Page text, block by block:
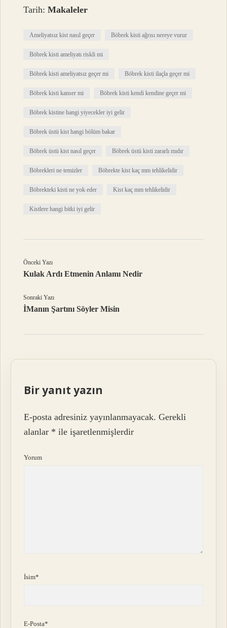
Tarih:Makaleler
Ameliyatsız kist nasıl geçer Böbrek kisti ağrısı nereye vurur
Böbrek kisti ameliyatı riskli mi
Böbrek kisti ameliyatsız geçer mi Böbrek kisti ilaçla geçer mi
Böbrek kisti kanser mi Böbrek kisti kendi kendine geçer mi
Böbrek kistine hangi yiyecekler iyi gelir
Böbrek üstü kist hangi bölüm bakar
Böbrek üstü kist nasıl geçer Böbrek üstü kisti zararlı mıdır
Böbrekleri ne temizler Böbrekte kist kaç mm tehlikelidir
Böbrekteki kisti ne yok eder Kist kaç mm tehlikelidir
Kistlere hangi bitki iyi gelir
Önceki Yazı
Kulak Ardı Etmenin Anlamı Nedir
Sonraki Yazı
İManın Şartını Söyler Misin
Bir yanıt yazın
E-posta adresiniz yayınlanmayacak. Gerekli
alanlar * ile işaretlenmişlerdir
Yorum
İsim*
E-Posta*